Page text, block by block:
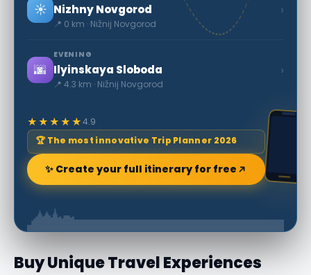
☀️ Nizhny Novgorod
📍 0 km · Nižnij Novgorod
›
🌆
EVENING
Ilyinskaya Sloboda
📍 4.3 km · Nižnij Novgorod
›
★★★★★4.9
🏆 The most innovative Trip Planner 2026
✨ Create your full itinerary for free
Buy Unique Travel Experiences